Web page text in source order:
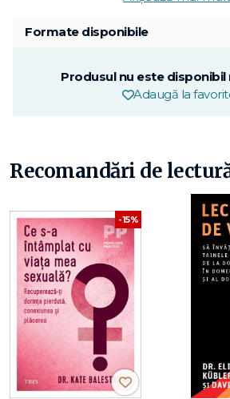
Formate disponibile
Produsul nu este
Adaugă la
Recomandări de
-15%